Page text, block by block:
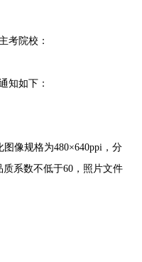
考院校：
知如下：
像规格为480×640ppi，分
质系数不低于60，照片文件